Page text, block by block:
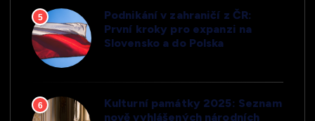
5
Podnikání v zahraničí z ČR:
První kroky pro expanzi na
Slovensko a do Polska
6
Kulturní památky 2025: Seznam
nově vyhlášených národních